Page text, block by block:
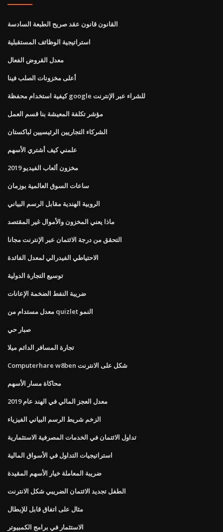
القانون قانون عقد صريح الطبعة السادسة
استراتيجية الوظائف المستقبلية
معدل القروض الفعال
أعلى مخزونات الصلب فينا
كيفية استخدام محفظة google للشراء عبر الإنترنت
مؤشر تكلفة المعيشة بنا قسم العمل
الشركاء التجاريين الرئيسيين لباكستان
علمني كيف أشتري الأسهم
مخزون ألعاب الفيديو 2019
ساعات السوق العالمية بوزمان
الروبية الهندية مقابل الرسم البياني
ماذا يعني المخزون والأموال غير المقتصد
التحقق من درجة الائتمان عبر الإنترنت مجانا
الاحتياطي الفيدرالي لمعدل الفائدة
توسيع التجارة الدولية
ضريبة النفط الضخمة الإعانات
معدل مستدام من quizlet النمو
صبار حي
تجارة المسافر الدائم ميلا
Computerhare w8ben شكل على الانترنت
محاكاة مسار الأسهم
معدل العجز المالي في الهند عام 2019
الزخم شريط الرسم البياني الفيزياء
تداول الائتمان في الخدمات المصرفية الاستثمارية
استراتيجيات التداول في الأسواق المالية
ضريبة المعاملة خيار الأسهم المقيدة
الطفل تجديد الائتمان الضريبي شكل الانترنت
مثال على اتفاق قابل للإبطال
الاستثمار في برامج الكمبيوتر